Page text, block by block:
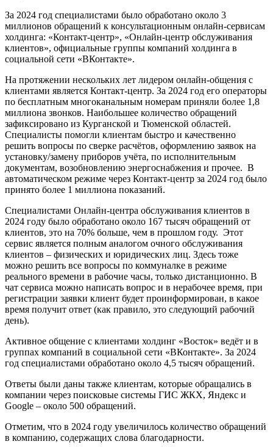
За 2024 год специалистами было обработано около 3
миллионов обращений к консультационным онлайн-сервисам
холдинга: «Контакт-центр», «Онлайн-центр обслуживания
клиентов», официальные группы компаний холдинга в
социальной сети «ВКонтакте».
На протяжении нескольких лет лидером онлайн-общения с
клиентами является Контакт-центр. За 2024 год его операторы
по бесплатным многоканальным номерам приняли более 1,8
миллиона звонков. Наибольшее количество обращений
зафиксировано из Курганской и Тюменской областей.
Специалисты помогли клиентам быстро и качественно
решить вопросы по сверке расчётов, оформлению заявок на
установку/замену приборов учёта, по исполнительным
документам, возобновлению энергоснабжения и прочее. В
автоматическом режиме через Контакт-центр за 2024 год было
принято более 1 миллиона показаний.
Специалистами Онлайн-центра обслуживания клиентов в
2024 году было обработано около 167 тысяч обращений от
клиентов, это на 70% больше, чем в прошлом году. Этот
сервис является полным аналогом очного обслуживания
клиентов – физических и юридических лиц. Здесь тоже
можно решить все вопросы по коммуналке в режиме
реального времени в рабочие часы, только дистанционно. В
чат сервиса можно написать вопрос и в нерабочее время, при
регистрации заявки клиент будет проинформирован, в какое
время получит ответ (как правило, это следующий рабочий
день).
Активное общение с клиентами холдинг «Восток» ведёт и в
группах компаний в социальной сети «ВКонтакте». За 2024
год специалистами обработано около 4,5 тысяч обращений.
Ответы были даны также клиентам, которые обращались в
компании через поисковые системы ГИС ЖКХ, Яндекс и
Google – около 500 обращений.
Отметим, что в 2024 году увеличилось количество обращений
в компанию, содержащих слова благодарности.